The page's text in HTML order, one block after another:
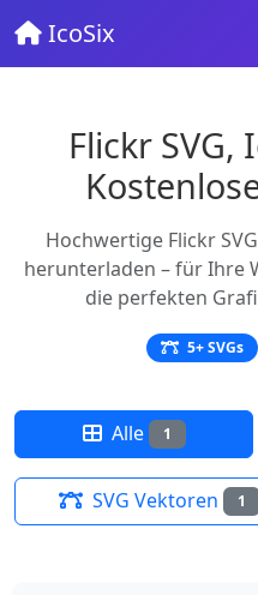
IcoSix
Flickr SVG,
Hochwertige Flickr
herunterladen – für Ihre
die perfekten
5+ SVGs
Alle 1
SVG Vektoren 1